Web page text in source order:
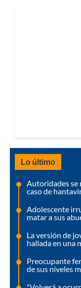
Lo último
Autoridades se
caso de
Adolescente
matar a sus
La versión de
hallada en una
Preocupante
de sus niveles